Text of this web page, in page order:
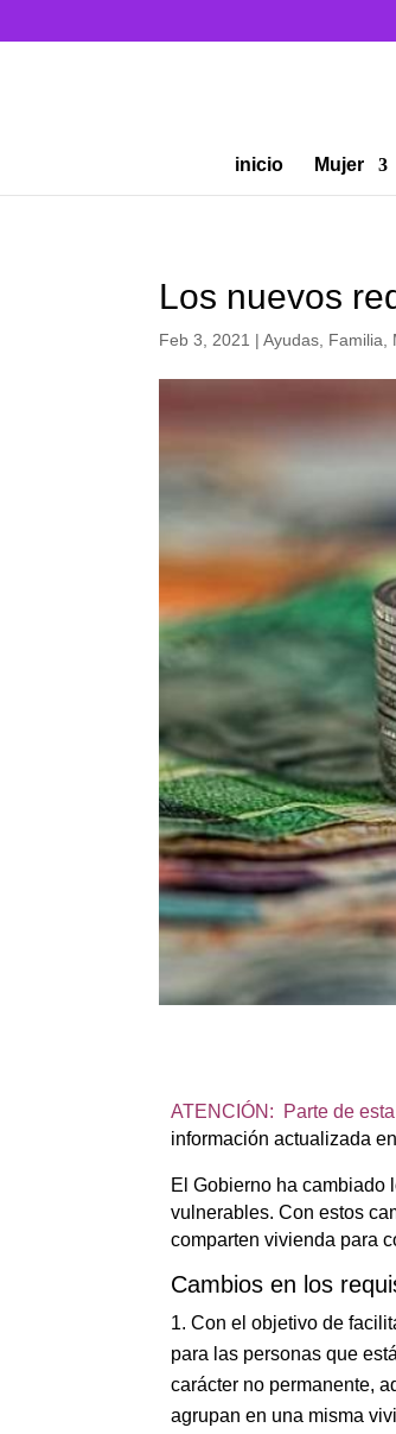
inicio Mujer
Los nuevos
Feb 3, 2021 |Ayudas Familia
ATENCIÓN: Parte de
información actualizada
El Gobierno ha cambiado
vulnerables. Con estos
comparten vivienda para
Cambios en los
Con el objetivo de
para las personas que
carácter no permanente,
agrupan en una misma